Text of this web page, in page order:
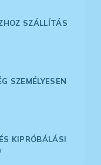
SZÁLLÍTÁS
SZEMÉLYESEN
KIPRÓBÁLÁSI